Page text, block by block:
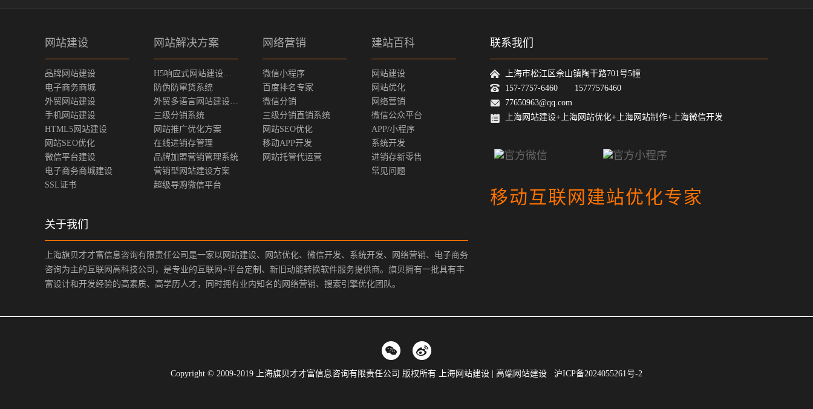
网站建设
品牌网站建设
电子商务商城
外贸网站建设
手机网站建设
HTML5网站建设
网站SEO优化
微信平台建设
电子商务商城建设
SSL证书
网站解决方案
H5响应式网站建设方案
防伪防窜货系统
外贸多语言网站建设方案
三级分销系统
网站推广优化方案
在线进销存管理
品牌加盟营销管理系统
营销型网站建设方案
超级导购微信平台
网络营销
微信小程序
百度排名专家
微信分销
三级分销直销系统
网站SEO优化
移动APP开发
网站托管代运营
建站百科
网站建设
网站优化
网络营销
微信公众平台
APP/小程序
系统开发
进销存新零售
常见问题
关于我们
上海旗贝才才富信息咨询有限责任公司是一家以网站建设、网站优化、微信开发、系统开发、网络营销、电子商务
咨询为主的互联网高科技公司，是专业的互联网+平台定制、新旧动能转换软件服务提供商。旗贝拥有一批具有丰
富设计和开发经验的高素质、高学历人才，同时拥有业内知名的网络营销、搜索引擎优化团队。
联系我们
上海市松江区佘山镇陶干路701号5幢
157-7757-6460 15777576460
77650963@qq.com
上海网站建设+上海网站优化+上海网站制作+上海微信开发
移动互联网建站优化专家
Copyright © 2009-2019 上海旗贝才才富信息咨询有限责任公司 版权所有 上海网站建设 | 高端网站建设 沪ICP备2024055261号-2